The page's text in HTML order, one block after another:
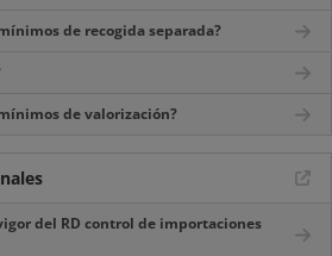
de recogida separada?
de valorización?
del RD control de importaciones